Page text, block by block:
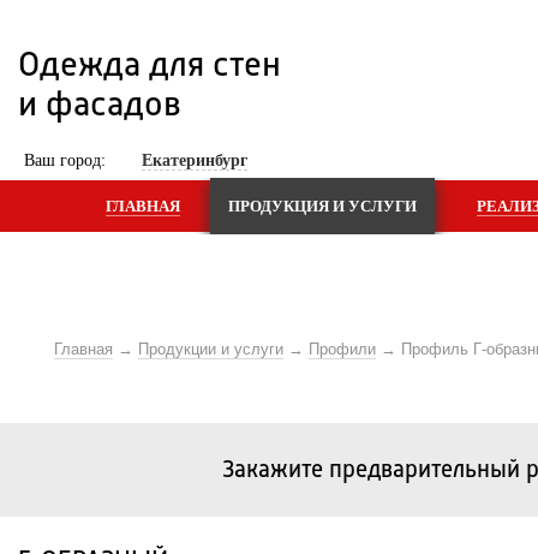
Одежда для стен
и фасадов
Ваш город: Екатеринбург
ГЛАВНАЯ ПРОДУКЦИЯ И УСЛУГИ
Главная Продукции и услуги Профили Профиль Г-
Закажите предварительный